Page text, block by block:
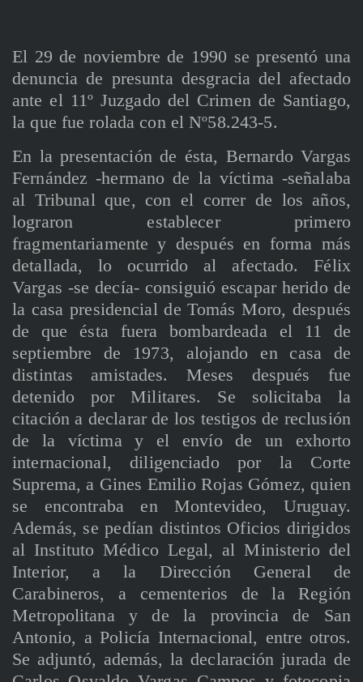
El 29 de noviembre de 1990 se presentó una
denuncia de presunta desgracia del afectado
ante el 11º Juzgado del Crimen de Santiago,
la que fue rolada con el Nº58.243-5.
En la presentación de ésta, Bernardo Vargas
Fernández -hermano de la víctima -señalaba
al Tribunal que, con el correr de los años,
lograron establecer primero
fragmentariamente y después en forma más
detallada, lo ocurrido al afectado. Félix
Vargas -se decía- consiguió escapar herido de
la casa presidencial de Tomás Moro, después
de que ésta fuera bombardeada el 11 de
septiembre de 1973, alojando en casa de
distintas amistades. Meses después fue
detenido por Militares. Se solicitaba la
citación a declarar de los testigos de reclusión
de la víctima y el envío de un exhorto
internacional, diligenciado por la Corte
Suprema, a Gines Emilio Rojas Gómez, quien
se encontraba en Montevideo, Uruguay.
Además, se pedían distintos Oficios dirigidos
al Instituto Médico Legal, al Ministerio del
Interior, a la Dirección General de
Carabineros, a cementerios de la Región
Metropolitana y de la provincia de San
Antonio, a Policía Internacional, entre otros.
Se adjuntó, además, la declaración jurada de